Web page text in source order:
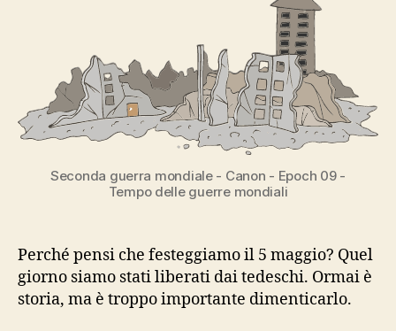
Seconda guerra mondiale - Canon - Epoch 09 -
Tempo delle guerre mondiali
Perché pensi che festeggiamo il 5 maggio? Quel
giorno siamo stati liberati dai tedeschi. Ormai è
storia, ma è troppo importante dimenticarlo.